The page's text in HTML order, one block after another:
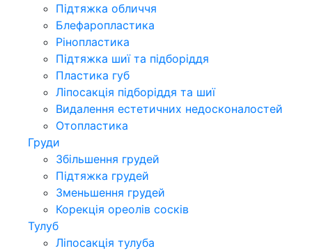
Підтяжка обличчя
Блефаропластика
Рінопластика
Підтяжка шиї та підборіддя
Пластика губ
Ліпосакція підборіддя та шиї
Видалення естетичних недосконалостей
Отопластика
Груди
Збільшення грудей
Підтяжка грудей
Зменьшення грудей
Корекція ореолів сосків
Тулуб
Ліпосакція тулуба